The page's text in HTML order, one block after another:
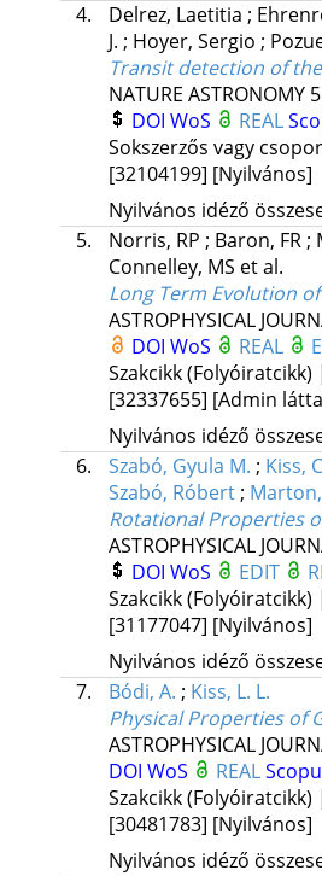
4.
Delrez, Laetitia ;
J. ; Hoyer, Sergio ;
Transit detection of
NATURE ASTRONOMY 5
DOI WoS REAL
Sokszerzős vagy
[32104199] [Nyilvános]
Nyilvános idéző
5.
Norris, RP ; Baron, FR;
Connelley, MS et al.
Long Term Evolution
ASTROPHYSICAL
DOI WoS REAL
Szakcikk
[32337655] [Admin
Nyilvános idéző
6.
Szabó, Gyula M. ; Kiss,
Szabó, Róbert;
Rotational Properties
ASTROPHYSICAL
DOI WoS EDIT
Szakcikk
[31177047] [Nyilvános]
Nyilvános idéző
7.
Bódi, A. ; Kiss, L. L.
Physical Properties of
ASTROPHYSICAL
DOI WoS REAL
Szakcikk
[30481783] [Nyilvános]
Nyilvános idéző